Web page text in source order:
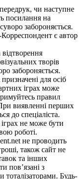
чи наступне
посилання на
забороняється.
є автор
творів
забороняється.
для осіб
іграх може
правил
виявленні перших
до спеціаліста.
не може бути
роботі.
не проводить
також сайт не
та інших
пов’язані з
тоталізаторами. Будь-